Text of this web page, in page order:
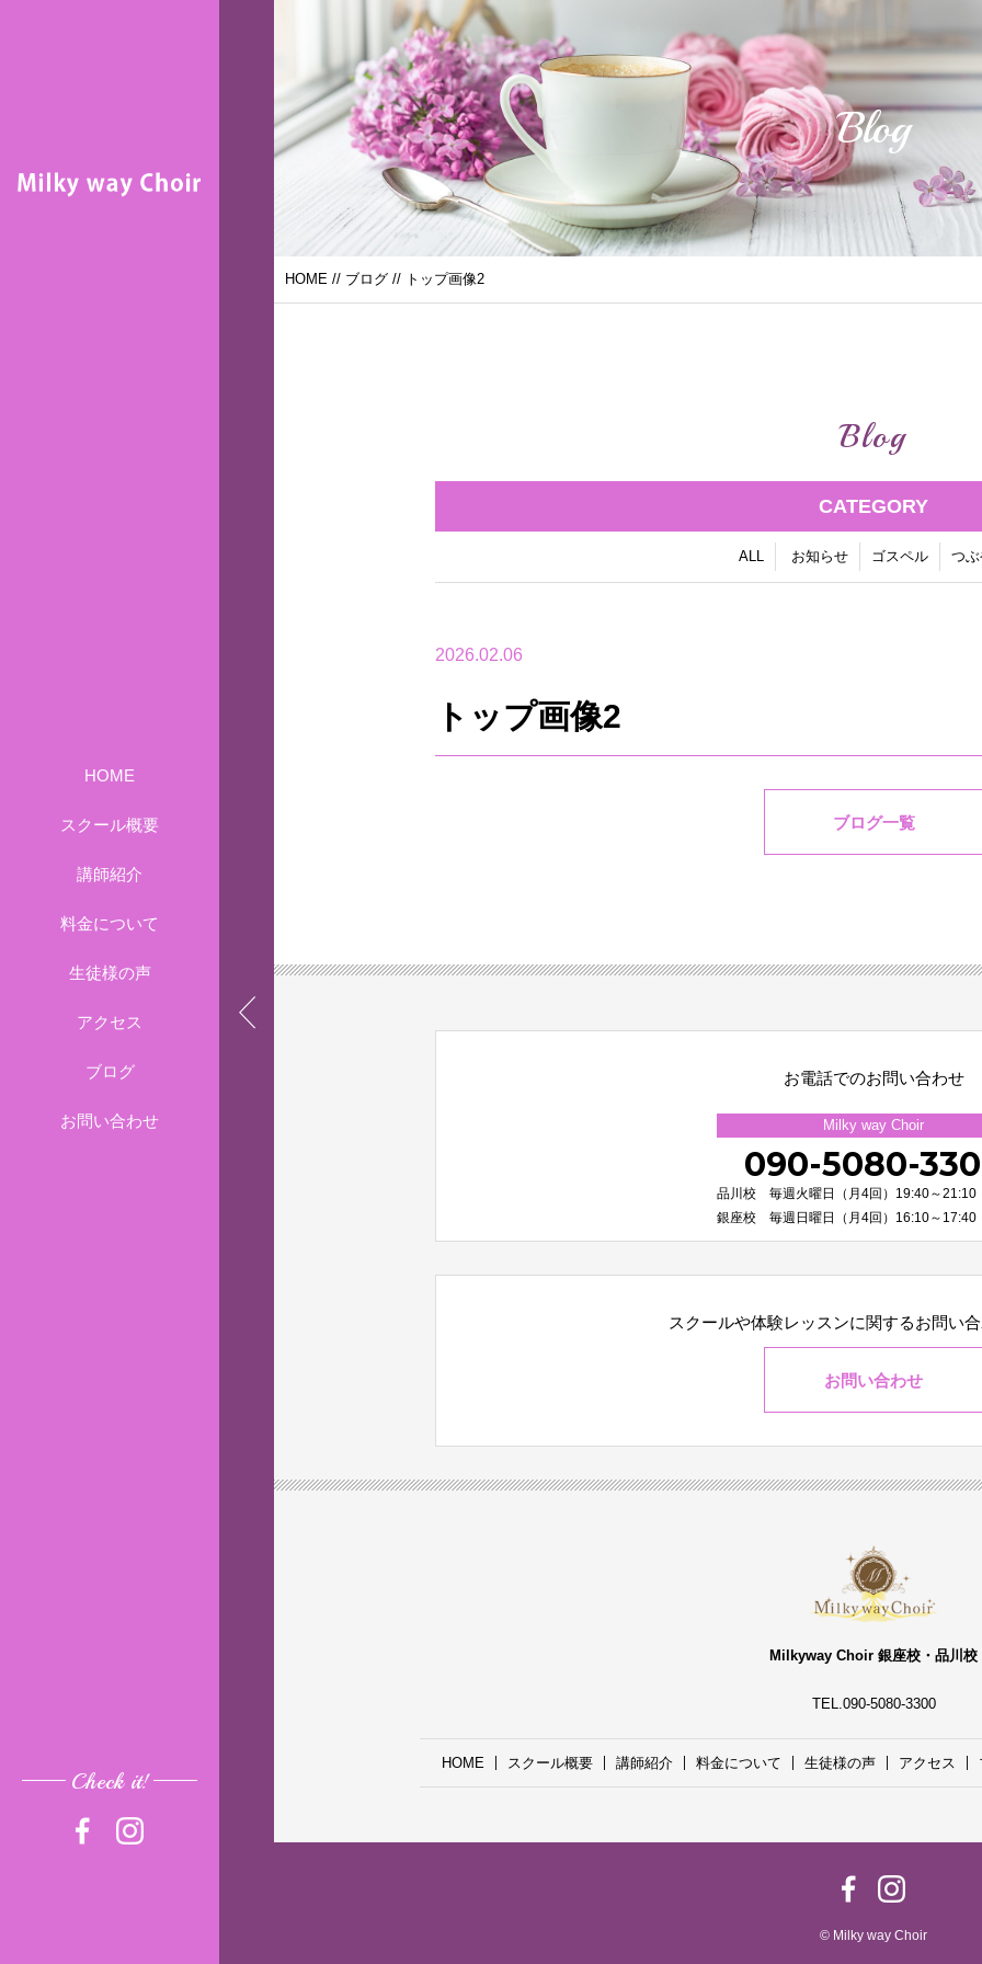
HOME
スクール概要
講師紹介
料金について
生徒様の声
アクセス
ブログ
お問い合わせ
Check it!
Blog
HOME // ブログ // トップ画像2
Blog
CATEGORY
ALL お知らせ ゴスペル つ
2026.02.06
トップ画像2
ブログ一覧
お電話でのお問い合わせ
Milky way Choir
090-5080-
品川校 毎週火曜日（月4回）19:40～21:10
銀座校 毎週日曜日（月4回）16:10～17:40
スクールや体験レッスンに関するお問い
お問い合わせ
Milkyway Choir 銀座校・品川校
TEL.090-5080-3300
HOME スクール概要 講師紹介 料金について 生徒様の声 アクセス
© Milky way Choir